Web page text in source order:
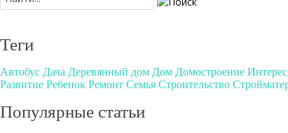
Теги
Автобус Дача Деревянный дом Дом Домостроение
Развитие Ребенок Ремонт Семья Строительство
Популярные статьи